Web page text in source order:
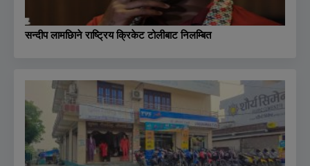
सन्दीप लामछिाने राष्ट्रिय क्रिकेट टोलीबाट निलम्बित